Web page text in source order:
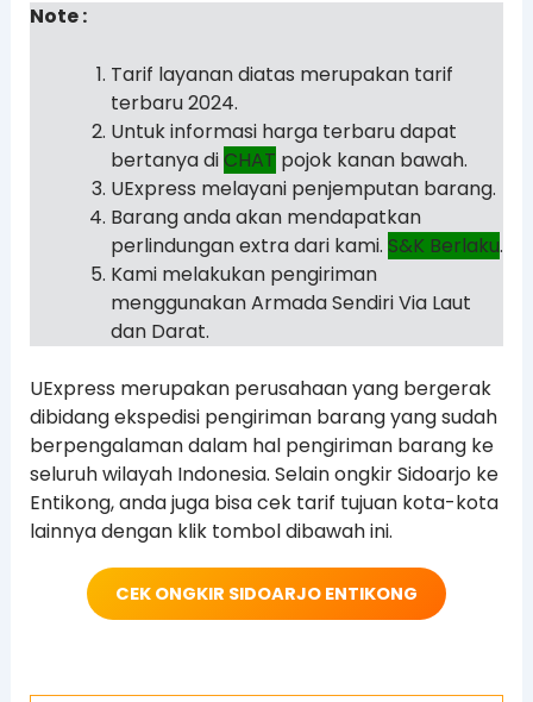
Note :
Tarif layanan diatas merupakan tarif
terbaru 2024.
Untuk informasi harga terbaru dapat
bertanya diCHAT pojok kanan bawah.
UExpress melayani penjemputan barang.
Barang anda akan mendapatkan
perlindungan extra dari kami. S&K Berlaku.
Kami melakukan pengiriman
menggunakan Armada Sendiri Via Laut
dan Darat.
UExpress merupakan perusahaan yang bergerak
dibidang ekspedisi pengiriman barang yang sudah
berpengalaman dalam hal pengiriman barang ke
seluruh wilayah Indonesia. Selain ongkir Sidoarjo ke
Entikong, anda juga bisa cek tarif tujuan kota-kota
lainnya dengan klik tombol dibawah ini.
CEK ONGKIR SIDOARJO ENTIKONG